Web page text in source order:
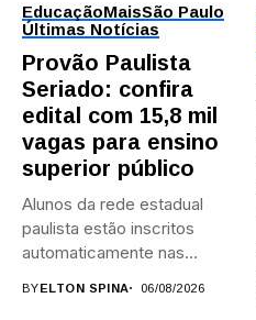
EducaçãoMaisSão Paulo
Últimas Notícias
Provão Paulista
Seriado: confira
edital com 15,8 mil
vagas para ensino
superior público
Alunos da rede estadual
paulista estão inscritos
automaticamente nas
BYELTON SPINA 06/08/2026